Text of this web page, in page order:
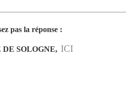
pas la réponse :
SOLOGNE, ICI